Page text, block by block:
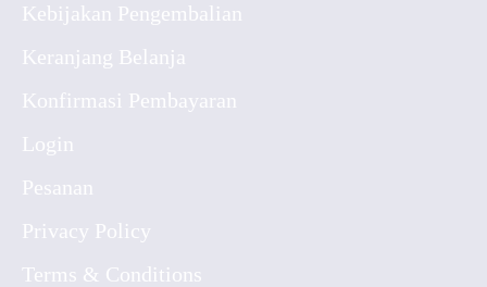
Kebijakan Pengembalian
Keranjang Belanja
Konfirmasi Pembayaran
Login
Pesanan
Privacy Policy
Terms & Conditions